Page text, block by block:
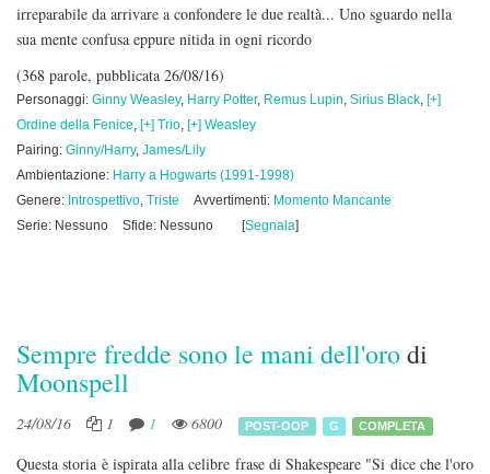
irreparabile da arrivare a confondere le due realtà... Uno sguardo nella
sua mente confusa eppure nitida in ogni ricordo
(368 parole, pubblicata 26/08/16)
Personaggi: Ginny Weasley, Harry Potter, Remus Lupin, Sirius Black, [+]
Ordine della Fenice, [+] Trio, [+] Weasley
Pairing: Ginny/Harry, James/Lily
Ambientazione: Harry a Hogwarts (1991-1998)
Genere: Introspettivo, Triste Avvertimenti: Momento Mancante
Serie: Nessuno
Sfide: Nessuno [Segnala]
Sempre fredde sono le mani dell'orodi
Moonspell
24/08/16 1 1 6800 POST-OOP G COMPLETA
Questa storia è ispirata alla celibre frase di Shakespeare "Si dice che l'oro